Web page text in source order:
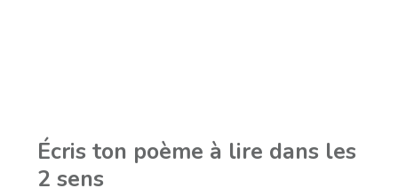
Écris ton poème à lire dans les
2 sens